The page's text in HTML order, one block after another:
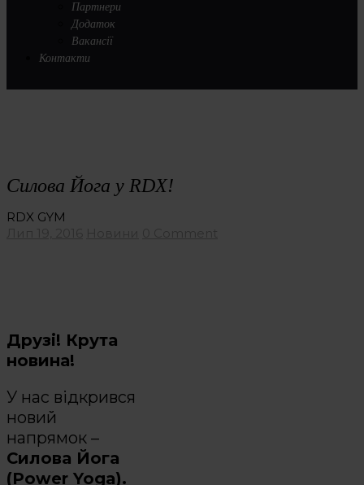
Партнери
Додаток
Вакансії
Контакти
Силова Йога у RDX!
RDX GYM
Друзі! Крута
новина!
У нас відкрився
новий
напрямок –
Силова Йога
(Power Yoga).